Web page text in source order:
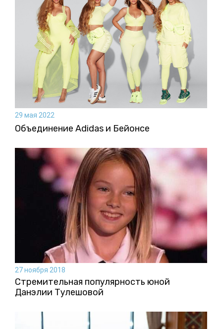
29 мая 2022
Объединение Adidas и Бейонсе
27 ноября 2018
Стремительная популярность юной
Данэлии Тулешовой